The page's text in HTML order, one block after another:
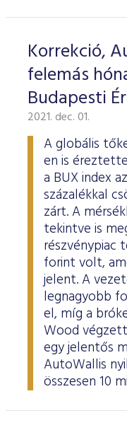
Korrekció,
felemás
Budapesti
2021. dec. 01.
A globális
en is
a BUX index
százalékkal
zárt. A
tekintve is
részvénypiac
forint volt,
jelent. A
legnagyobb
el, míg a
Wood
egy jelentős
AutoWallis
összesen 10